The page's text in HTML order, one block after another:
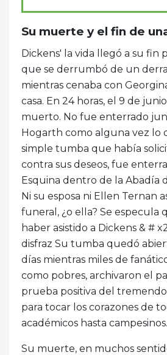
Su muerte y el fin de
Dickens' la vida llegó a su fin
que se derrumbó de un
mientras cenaba con
casa. En 24 horas, el 9 de
muerto. No fue enterrado
Hogarth como alguna vez lo
simple tumba que había
contra sus deseos, fue
Esquina dentro de la Abadía
Ni su esposa ni Ellen Ternan
funeral, ¿o ella? Se especula
haber asistido a Dickens & #
disfraz Su tumba quedó
días mientras miles de
como pobres, archivaron el
prueba positiva del
para tocar los corazones de
académicos hasta campesinos.
Su muerte, en muchos